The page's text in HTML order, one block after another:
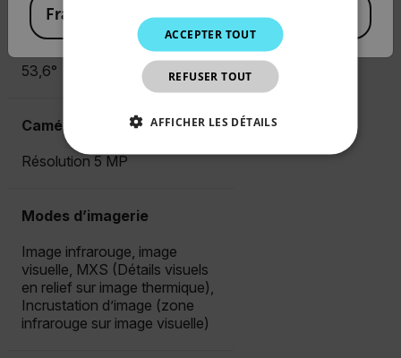
Champ de vision (CdV)
53,6°
Caméra numérique
Résolution 5 MP
Modes d’imagerie
Image infrarouge, image
visuelle, MXS (Détails visuels
en relief sur image thermique),
Incrustation d’image (zone
infrarouge sur image visuelle)
France KOREAN
JAPANESE
CHINESE
ACCEPTER TOUT
REFUSER TOUT
AFFICHER LES DÉTAILS
STRICTEMENT NÉCESSAIRES
FONCTIONNALITÉ
Strictement nécessaires